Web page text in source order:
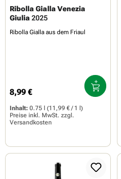
Ribolla Gialla Venezia
Giulia 2025
Ribolla Gialla aus dem Friaul
Regulärer Preis:
8,99 €
Inhalt: 0.75 l
(11,99 € / 1 l)
Preise inkl. MwSt. zzgl.
Versandkosten